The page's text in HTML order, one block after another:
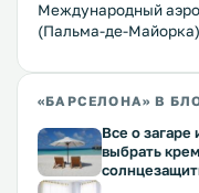
Международный
(Пальма-де-Майорка)
«БАРСЕЛОНА» В
Все о загаре
выбрать